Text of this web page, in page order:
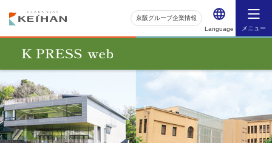
Language メニュー
京阪グループ企業情報